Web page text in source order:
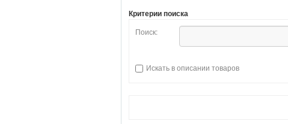
Критерии поиска
Поиск:
Искать в описании товаров